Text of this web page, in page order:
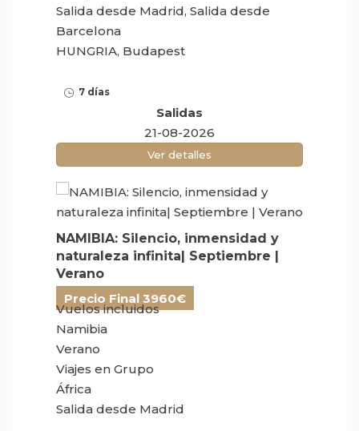
Salida desde Madrid, Salida desde
Barcelona
HUNGRIA, Budapest
7 días
Salidas
21-08-2026
Ver detalles
Precio Final 3960€
NAMIBIA: Silencio, inmensidad y
naturaleza infinita| Septiembre |
Verano
Vuelos incluidos
Namibia
Verano
Viajes en Grupo
África
Salida desde Madrid